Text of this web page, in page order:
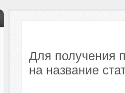
Для получения
на название